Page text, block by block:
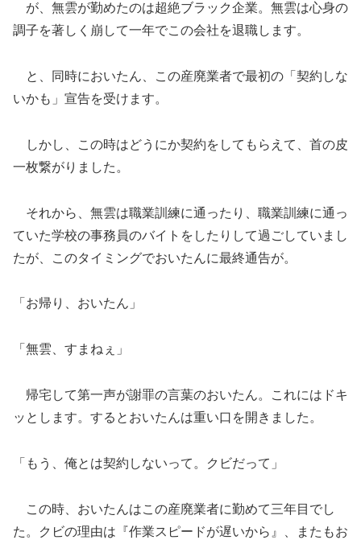
が、無雲が勤めたのは超絶ブラック企業。無雲は心身の
調子を著しく崩して一年でこの会社を退職します。
と、同時においたん、この産廃業者で最初の「契約しな
いかも」宣告を受けます。
しかし、この時はどうにか契約をしてもらえて、首の皮
一枚繋がりました。
それから、無雲は職業訓練に通ったり、職業訓練に通っ
ていた学校の事務員のバイトをしたりして過ごしていまし
たが、このタイミングでおいたんに最終通告が。
「お帰り、おいたん」
「無雲、すまねぇ」
帰宅して第一声が謝罪の言葉のおいたん。これにはドキ
ッとします。するとおいたんは重い口を開きました。
「もう、俺とは契約しないって。クビだって」
この時、おいたんはこの産廃業者に勤めて三年目でし
た。クビの理由は『作業スピードが遅いから』、またもお